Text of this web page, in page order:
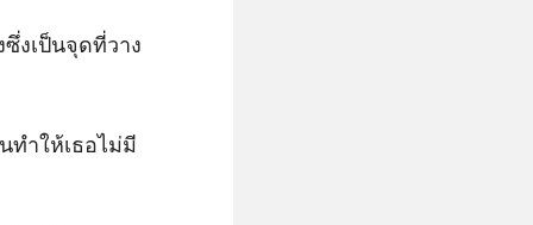
งเป็นจุดที่วาง
ทำให้เธอไม่มี